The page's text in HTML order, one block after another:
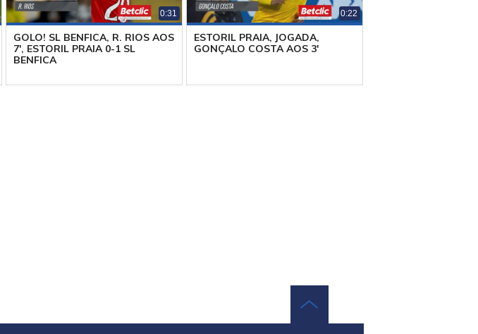
0:31
GOLO! SL BENFICA, R. RIOS AOS
7', ESTORIL PRAIA 0-1 SL
BENFICA
0:22
ESTORIL PRAIA, JOGADA,
GONÇALO COSTA AOS 3'